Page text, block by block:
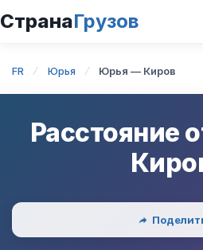
СтранаГрузов
FR Юрья Юрья — Киров
Расстояние